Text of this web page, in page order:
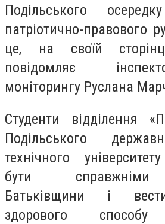
Подільського
патріотично-правового
це, на своїй
повідомляє
моніторингу Руслана
Студенти відділення
Подільського
технічного
бути справжніми
Батьківщини і
здорового